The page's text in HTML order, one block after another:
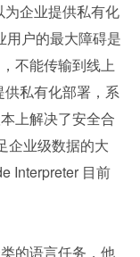
企业提供私有化
用户的最大障碍是
不能传输到线上
私有化部署，系
上解决了安全合
企业级数据的大
Interpreter 目前
的语言任务，他